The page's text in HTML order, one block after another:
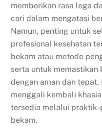
memberikan rasa lega
cari dalam mengatasi
Namun, penting untuk
profesional kesehatan
bekam atau metode
serta untuk memastikan
dengan aman dan
menggali kembali
tersedia melalui
bekam.